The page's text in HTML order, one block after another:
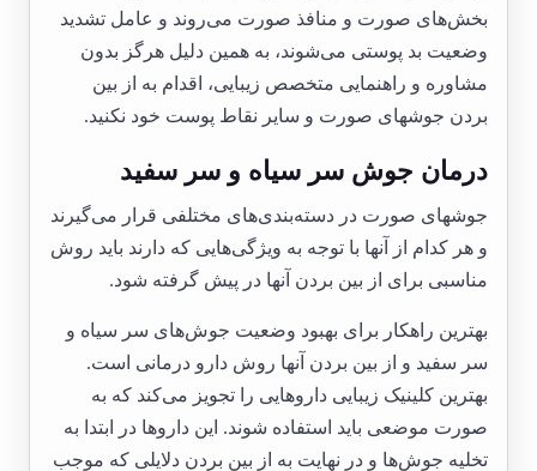
بخش‌های صورت و منافذ صورت می‌روند و عامل تشدید
وضعیت بد پوستی می‌شوند، به همین دلیل هرگز بدون
مشاوره و راهنمایی متخصص زیبایی، اقدام به از بین
بردن جوشهای صورت و سایر نقاط پوست خود نکنید.
درمان جوش سر سیاه و سر سفید
جوشهای صورت در دسته‌بندی‌های مختلفی قرار می‌گیرند
و هر کدام از آنها با توجه به ویژگی‌هایی که دارند باید روش
مناسبی برای از بین بردن آنها در پیش گرفته شود.
بهترین راهکار برای بهبود وضعیت جوش‌های سر سیاه و
سر سفید و از بین بردن آنها روش دارو درمانی است.
بهترین کلینیک زیبایی داروهایی را تجویز می‌کند که به
صورت موضعی باید استفاده شوند. این داروها در ابتدا به
تخلیه جوش‌ها و در نهایت به از بین بردن دلایلی که موجب